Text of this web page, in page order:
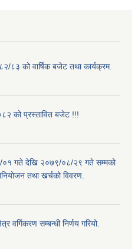
८३ को वार्षिक बजेट तथा कार्यक्रम.
को प्रस्तावित बजेट !!!
गते देखि २०७९/०८/२९ गते सम्मको
तथा खर्चको विवरण.
सम्बन्धी निर्णय गरियो.